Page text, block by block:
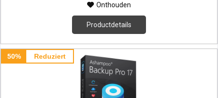
Onthouden
Productdetails
50% Reduziert